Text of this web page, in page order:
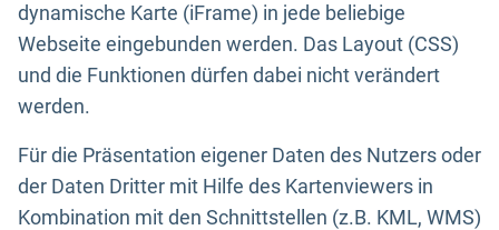
dynamische Karte (iFrame) in jede beliebige
Webseite eingebunden werden. Das Layout (CSS)
und die Funktionen dürfen dabei nicht verändert
werden.
Für die Präsentation eigener Daten des Nutzers oder
der Daten Dritter mit Hilfe des Kartenviewers in
Kombination mit den Schnittstellen (z.B. KML, WMS)